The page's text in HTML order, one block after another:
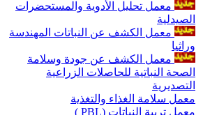
معمل تحليل الأدوية والمستحضرات
الصيدلية
معمل الكشف عن النباتات المهندسة
وراثيا
معمل الكشف عن جودة وسلامة
الصحة النباتية للحاصلات الزراعية
التصديرية
معمل سلامة الغذاء والتغذية
معمل تربية النباتات (PBL )